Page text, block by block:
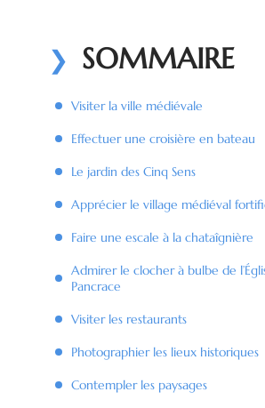
SOMMAIRE
Visiter la ville médiévale
Effectuer une croisière en bateau
Le jardin des Cinq Sens
Apprécier le village médiéval
Faire une escale à la chataîgnière
Admirer le clocher à bulbe de
Pancrace
Visiter les restaurants
Photographier les lieux historiques
Contempler les paysages